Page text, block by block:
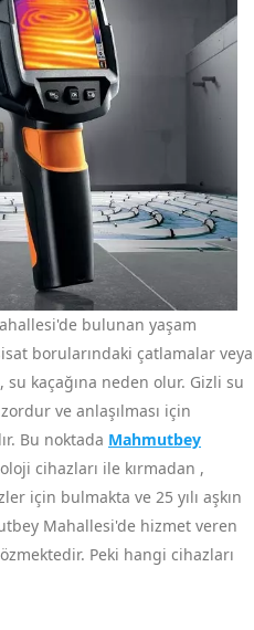
bulunan yaşam
borularındaki çatlamalar veya
su kaçağına neden olur. Gizli su
ve anlaşılması için
Bu noktada Mahmutbey
cihazları ile kırmadan ,
için bulmakta ve 25 yılı aşkın
Mahallesi'de hizmet veren
Peki hangi cihazları